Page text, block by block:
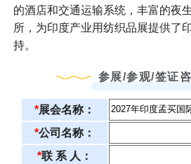
的酒店和交通运输系统，丰富的夜
所，为印度产业用纺织品展提供了
持。
参展/参观/签证
*展会名称：
*公司名称：
*联 系 人：